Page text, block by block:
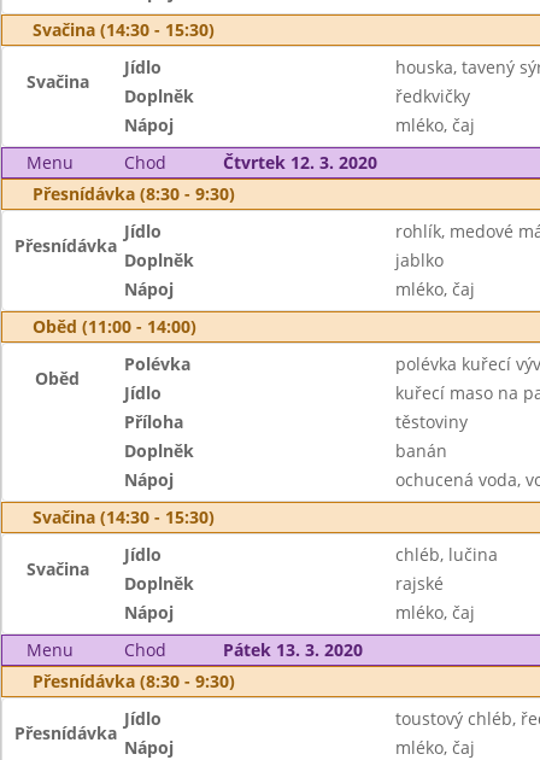
Svačina (14:30 - 15:30)
Svačina
Jídlo
houska, tavený
Doplněk
ředkvičky
Nápoj
mléko, čaj
Menu
Chod
Čtvrtek 12. 3. 2020
Přesnídávka (8:30 - 9:30)
Přesnídávka
Jídlo
rohlík, medové
Doplněk
jablko
Nápoj
mléko, čaj
Oběd (11:00 - 14:00)
Oběd
Polévka
polévka kuřecí
Jídlo
kuřecí maso na
Příloha
těstoviny
Doplněk
banán
Nápoj
ochucená voda,
Svačina (14:30 - 15:30)
Svačina
Jídlo
chléb, lučina
Doplněk
rajské
Nápoj
mléko, čaj
Menu
Chod
Pátek 13. 3. 2020
Přesnídávka (8:30 - 9:30)
Přesnídávka
Jídlo
toustový chléb,
Nápoj
mléko, čaj